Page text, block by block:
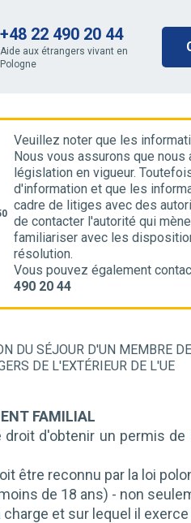
+48 22 490 20 44
Aide aux étrangers vivant en
Pologne
Veuillez noter que les
Nous vous assurons que
législation en vigueur.
d'information et que les
cadre de litiges avec des
de contacter l'autorité qui
familiariser avec les
résolution.
Vous pouvez également
490 20 44
DU SÉJOUR D'UN MEMBRE
DE L'EXTÉRIEUR DE L'UE
FAMILIAL
droit d'obtenir un permis
être reconnu par la loi
de 18 ans) - non
et sur lequel il